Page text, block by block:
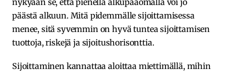
nykyään se, että pienellä alkupääomalla voi jo
päästä alkuun. Mitä pidemmälle sijoittamisessa
menee, sitä syvemmin on hyvä tuntea sijoittamisen
tuottoja, riskejä ja sijoitushorisonttia.
Sijoittaminen kannattaa aloittaa miettimällä, mihin